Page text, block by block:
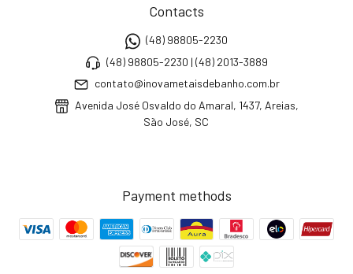
Contacts
(48) 98805-2230
(48) 98805-2230 | (48) 2013-3889
contato@inovametaisdebanho.com.br
Avenida José Osvaldo do Amaral, 1437, Areias,
São José, SC
Payment methods